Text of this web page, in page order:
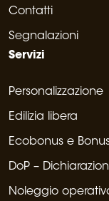
Contatti
Segnalazioni
Servizi
Personalizzazione
Edilizia libera
Ecobonus e
DoP –
Noleggio